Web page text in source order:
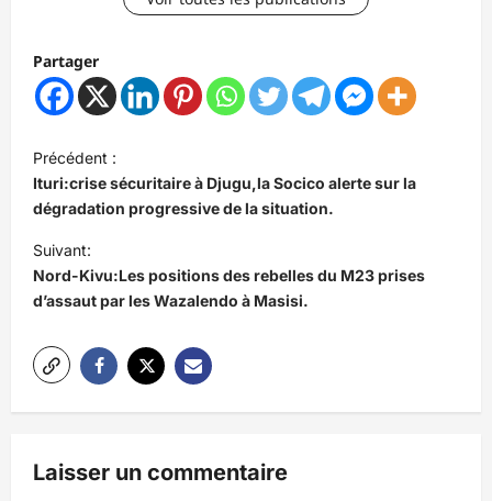
Partager
N
a
v
i
g
a
t
i
o
d
Précédent :
Ituri:crise sécuritaire à Djugu,la Socico alerte sur la
dégradation progressive de la situation.
Suivant:
Nord-Kivu:Les positions des rebelles du M23 prises
d’assaut par les Wazalendo à Masisi.
Laisser un commentaire